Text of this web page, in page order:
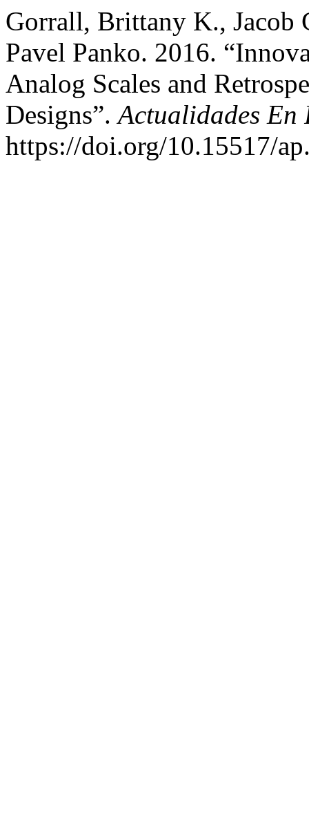
Gorrall, Brittany K., Jacob
Pavel Panko. 2016.
Analog Scales and
Designs”.Actualidades En
https://doi.org/10.15517/